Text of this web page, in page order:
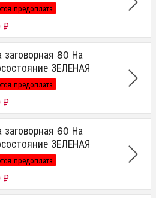
предоплата
₽
заговорная 80 На
ЗЕЛЕНАЯ
предоплата
₽
заговорная 60 На
ЗЕЛЕНАЯ
предоплата
₽